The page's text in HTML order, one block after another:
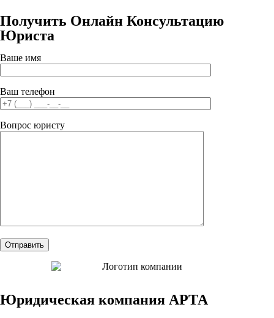
Получить Онлайн Консультацию
Юриста
Ваше имя
Ваш телефон
Вопрос юристу
Юридическая компания АРТА